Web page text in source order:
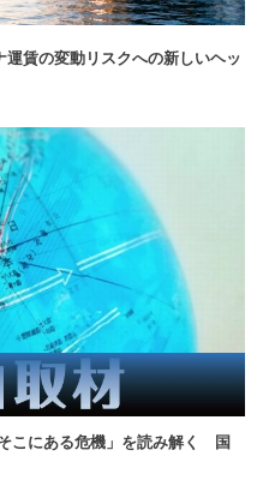
賃の変動リスクへの新しいヘッ
こにある危機」を読み解く 国